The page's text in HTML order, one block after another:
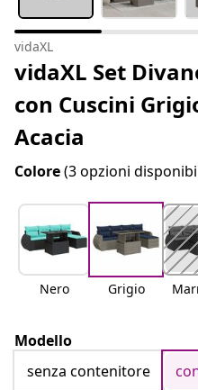
vidaXL
vidaXL Set
con Cuscini
Acacia
Colore(3 opzioni
Nero Grigio
Modello
senza contenitore